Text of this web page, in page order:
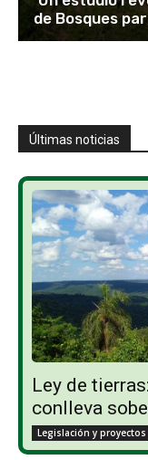
de Bosques
Últimas noticias
Ley de
conlleva
Legislación y proyectos